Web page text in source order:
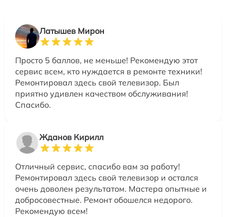
Латышев Мирон
Просто 5 баллов, не меньше! Рекомендую этот
сервис всем, кто нуждается в ремонте техники!
Ремонтировал здесь свой телевизор. Был
приятно удивлен качеством обслуживания!
Спасибо.
Жданов Кирилл
Отличный сервис, спасибо вам за работу!
Ремонтировал здесь свой телевизор и остался
очень доволен результатом. Мастера опытные и
добросовестные. Ремонт обошелся недорого.
Рекомендую всем!